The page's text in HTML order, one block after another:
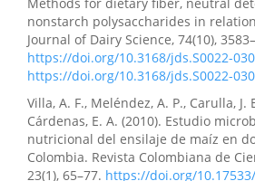
nonstarch polysaccharides in
Journal of Dairy Science, 74(10),
https://doi.org/10.3168/jds.S0022-
https://doi.org/10.3168/jds.S0022-
Villa, A. F., Meléndez, A. P., Carulla, J.
Cárdenas, E. A. (2010). Estudio
nutricional del ensilaje de maíz en
Colombia. Revista Colombiana de
23(1), 65–77. https://doi.org/